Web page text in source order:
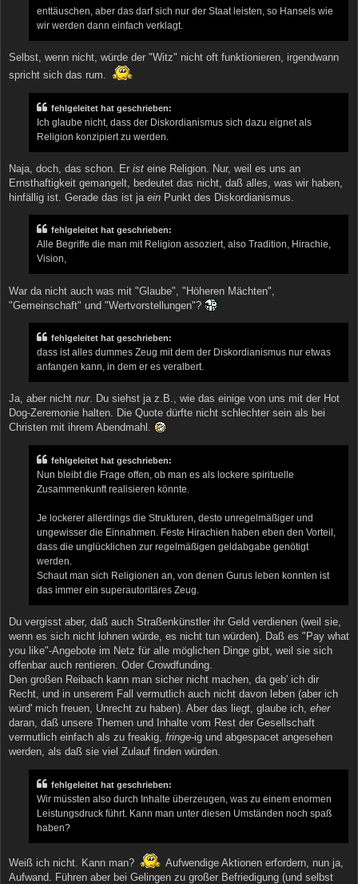
enttäuschen, aber das darf sich nur der Staat leisten, so Hansels wie
wir werden dann einfach verklagt.
Selbst, wenn nicht, würde der "Witz" nicht oft funktionieren, irgendwann
spricht sich das rum.
fehlgeleitet hat geschrieben:
Ich glaube nicht, dass der Diskordianismus sich dazu eignet als
Religion konzipiert zu werden.
Naja, doch, das schon. Er ist eine Religion. Nur, weil es uns an
Ernsthaftigkeit gemangelt, bedeutet das nicht, daß alles, was wir haben,
hinfällig ist. Gerade das ist ja ein Punkt des Diskordianismus.
fehlgeleitet hat geschrieben:
Alle Begriffe die man mit Religion assoziert, also Tradition, Hirachie,
Vision,
War da nicht auch was mit "Glaube", "Höheren Mächten",
"Gemeinschaft" und "Wertvorstellungen"?
fehlgeleitet hat geschrieben:
dass ist alles dummes Zeug mit dem der Diskordianismus nur etwas
anfangen kann, in dem er es veralbert.
Ja, aber nicht nur. Du siehst ja z.B., wie das einige von uns mit der Hot
Dog-Zeremonie halten. Die Quote dürfte nicht schlechter sein als bei
Christen mit ihrem Abendmahl.
fehlgeleitet hat geschrieben:
Nun bleibt die Frage offen, ob man es als lockere spirituelle
Zusammenkunft realisieren könnte.
Je lockerer allerdings die Strukturen, desto unregelmäßiger und
ungewisser die Einnahmen. Feste Hirachien haben eben den Vorteil,
dass die unglücklichen zur regelmäßigen geldabgabe genötigt
werden.
Schaut man sich Religionen an, von denen Gurus leben konnten ist
das immer ein superautoritäres Zeug.
Du vergisst aber, daß auch Straßenkünstler ihr Geld verdienen (weil sie,
wenn es sich nicht lohnen würde, es nicht tun würden). Daß es "Pay what
you like"-Angebote im Netz für alle möglichen Dinge gibt, weil sie sich
offenbar auch rentieren. Oder Crowdfunding.
Den großen Reibach kann man sicher nicht machen, da geb' ich dir
Recht, und in unserem Fall vermutlich auch nicht davon leben (aber ich
würd' mich freuen, Unrecht zu haben). Aber das liegt, glaube ich, eher
daran, daß unsere Themen und Inhalte vom Rest der Gesellschaft
vermutlich einfach als zu freakig, fringe-ig und abgespacet angesehen
werden, als daß sie viel Zulauf finden würden.
fehlgeleitet hat geschrieben:
Wir müssten also durch Inhalte überzeugen, was zu einem enormen
Leistungsdruck führt. Kann man unter diesen Umständen noch spaß
haben?
Weiß ich nicht. Kann man?
Aufwendige Aktionen erfordern, nun ja,
Aufwand. Führen aber bei Gelingen zu großer Befriedigung (und selbst